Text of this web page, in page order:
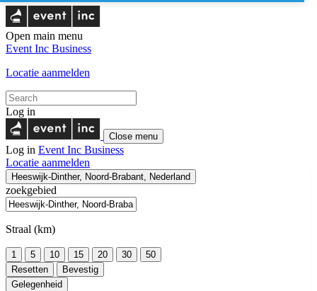
Open main menu
Event Inc Business
Locatie aanmelden
Log in
Close menu
Log in Event Inc Business
Locatie aanmelden
Heeswijk-Dinther, Noord-Brabant, Nederland
zoekgebied
Straal (km)
1 5 10 15 20 30
50
Resetten
Bevestig
Gelegenheid